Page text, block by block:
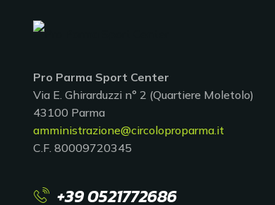
Pro Parma Sport Center
Via E. Ghirarduzzi n° 2 (Quartiere Moletolo)
43100 Parma
amministrazione@circoloproparma.it
C.F. 80009720345
+39 0521772686